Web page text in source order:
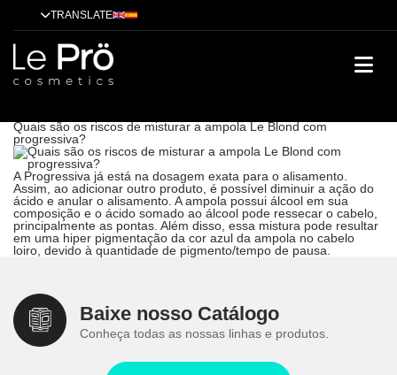
TRANSLATE
Quais são os riscos de misturar a ampola Le Blond com
progressiva?
Quais são os riscos de misturar a ampola Le Blond com
progressiva?
A Progressiva já está na dosagem exata para o alisamento.
Assim, ao adicionar outro produto, é possível diminuir a ação do
ácido e anular o alisamento . A ampola possui álcool em sua
composição e o ácido somado ao álcool pode ressecar o cabelo,
principalmente as pontas. Além disso, essa mistura pode resultar
em uma hiper pigmentação da cor azul da ampola no cabelo
loiro, devido à quantidade de pigmento/tempo de pausa.
Baixe nosso Catálogo
Conheça todas as nossas linhas e produtos.